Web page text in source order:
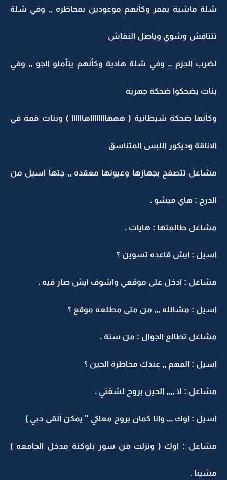
شلة ماشية بممر وكأنهم موعودين بمحاظره ,, وفي شلة
تتناقش وشوي وياصل النقاش
لضرب الجزم ,, وفي شلة هادية وكأنهم يتأملو الجو ,, وفي
بنات يضحكوا ضحكة جهرية
وكأنها ضحكة شيطانية ( هههااااااااهاااااا ) وبنات قمة في
الاناقة وديكور اللبس المتناسق
مشاعل تتصفح بجهازها وعيونها معقده ,, جتها اسيل من
الدرج : هاي ميشو .
مشاعل طالعتها : هايات .
اسيل : ايش قاعده تسوين ؟
مشاعل : ادخل على موقعي واشوف ايش صار فيه .
اسيل : مشالله ,,, من متى مطلعه موقع ؟
مشاعل تطالع الجوال : من سنة .
اسيل : المهم ,, عندك محاظرة الحين ؟
مشاعل : لا ,,,, الحين بروح لشقتي .
اسيل : اوك ,,, وانا كمان بروح معاكي " يمكن ألقى حبي )
مشاعل : اوك ( ونزلت من سور بلوكنة مدخل الجامعه )
مشينا .